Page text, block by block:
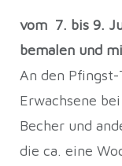
vom 7. bis 9.
bemalen und
An den
Erwachsene
Becher und
die ca. eine